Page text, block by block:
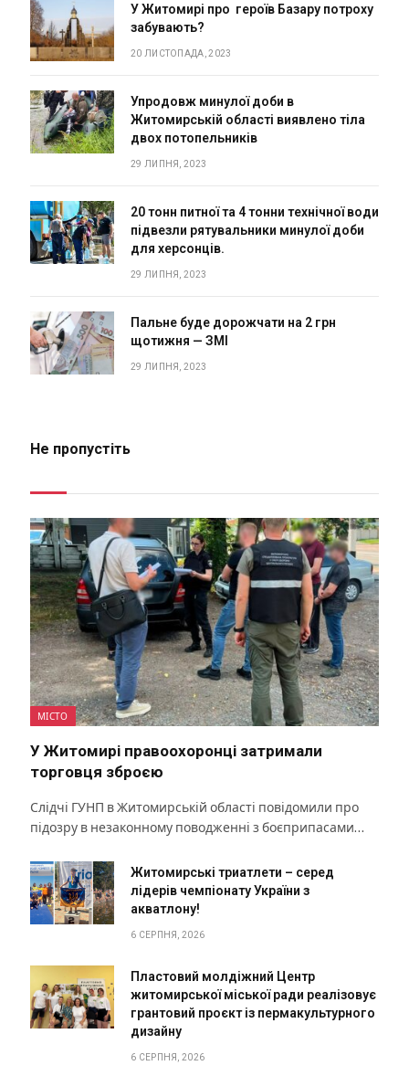
У Житомирі про героїв Базару потроху
забувають?
20 ЛИСТОПАДА, 2023
Упродовж минулої доби в
Житомирській області виявлено тіла
двох потопельників
29 ЛИПНЯ, 2023
20 тонн питної та 4 тонни технічної води
підвезли рятувальники минулої доби
для херсонців.
29 ЛИПНЯ, 2023
Пальне буде дорожчати на 2 грн
щотижня — ЗМІ
29 ЛИПНЯ, 2023
Не пропустіть
МІСТО
У Житомирі правоохоронці затримали
торговця зброєю
Слідчі ГУНП в Житомирській області повідомили про
підозру в незаконному поводженні з боєприпасами…
Житомирські триатлети – серед
лідерів чемпіонату України з
акватлону!
6 СЕРПНЯ, 2026
Пластовий молдіжний Центр
житомирської міської ради реалізовує
грантовий проєкт із пермакультурного
дизайну
6 СЕРПНЯ, 2026